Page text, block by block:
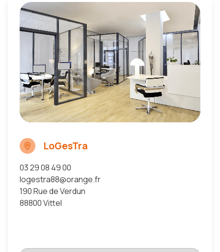
LoGesTra
03 29 08 49 00
logestra88@orange.fr
190 Rue de Verdun
88800 Vittel